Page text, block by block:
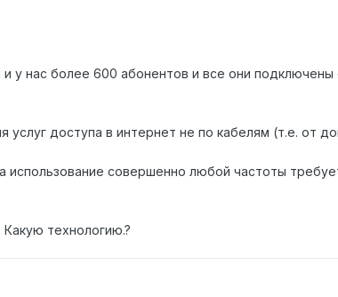
нас более 600 абонентов и все они подключены
услуг доступа в интернет не по кабелям (т.е. от
использование совершенно любой частоты
технологию.?